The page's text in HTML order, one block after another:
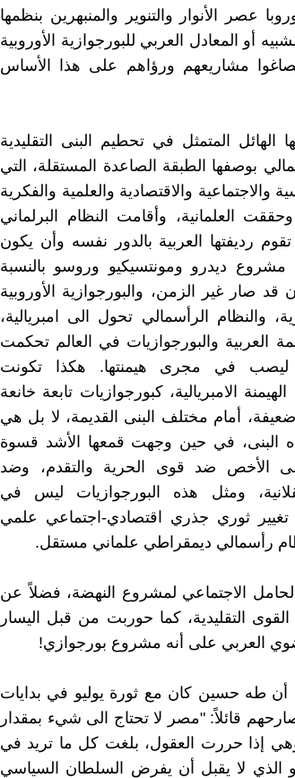
عصر الأنوار والتنوير والمنبهرين بنظمها
أو المعادل العربي للبورجوازية الأوروبية
مشاريعهم ورؤاهم على هذا الأساس
المتمثل في تحطيم البنى التقليدية
بوصفها الطبقة الصاعدة المستقلة، التي
والاجتماعية والاقتصادية والعلمية والفكرية
العلمانية، وأقامت النظام البرلماني
رديفتها العربية بالدور نفسه وأن يكون
مشروع ديدرو ومونتسيكيو وروسو بالنسبة
صار غير الزمن، والبورجوازية الأوروبية
والنظام الرأسمالي تحول الى امبريالية،
العربية والبورجوازيات في العالم تحكمت
ليصب في مجرى هيمنتها. هكذا تكونت
الامبريالية، كبورجوازيات تابعة خانعة
أمام مختلف البنى القديمة، لا بل هي
في حين وجهت قمعها الأشد قسوة
الأخص ضد قوى الحرية والتقدم، وضد
ومثل هذه البورجوازيات ليس في
تغيير ثوري جذري اقتصادي-اجتماعي علمي
رأسمالي ديمقراطي علماني مستقل.
الاجتماعي لمشروع النهضة، فضلاً عن
التقليدية، كما حوربت من قبل اليسار
العربي على أنه مشروع بورجوازي!
أن طه حسين كان مع ثورة يوليو في بدايات
قائلاً: "مصر لا تحتاج الى شيء بمقدار
وهي إذا حررت العقول، بلغت كل ما تريد في
الذي لا يقبل أن يفرض السلطان السياسي